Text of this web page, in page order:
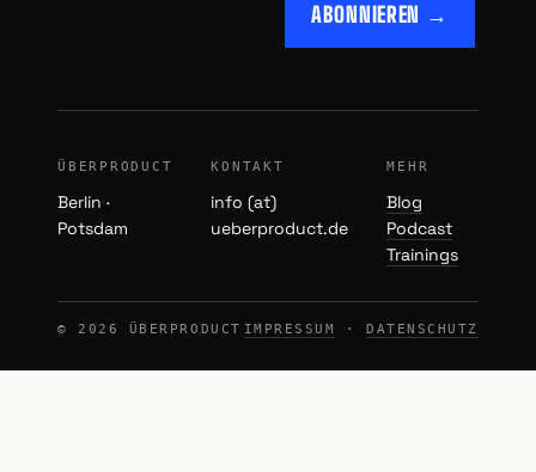
ABONNIEREN →
ÜBERPRODUCT
Berlin ·
Potsdam
KONTAKT
info (at)
ueberproduct.de
MEHR
Blog
Podcast
Trainings
© 2026 ÜBERPRODUCT IMPRESSUM · DATENSCHUTZ